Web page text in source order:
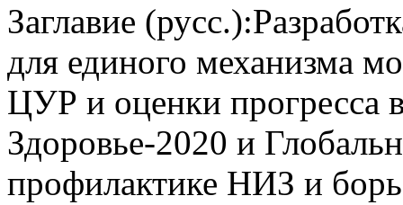
Заглавие (русс.):
для единого механизма
ЦУР и оценки прогресса
Здоровье-2020 и
профилактике НИЗ и